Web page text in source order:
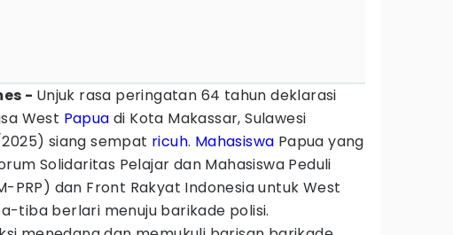
- Unjuk rasa peringatan 64 tahun deklarasi
West Papua di Kota Makassar, Sulawesi
siang sempat ricuh. Mahasiswa Papua yang
Solidaritas Pelajar dan Mahasiswa Peduli
PRP) dan Front Rakyat Indonesia untuk West
tiba berlari menuju barikade polisi.